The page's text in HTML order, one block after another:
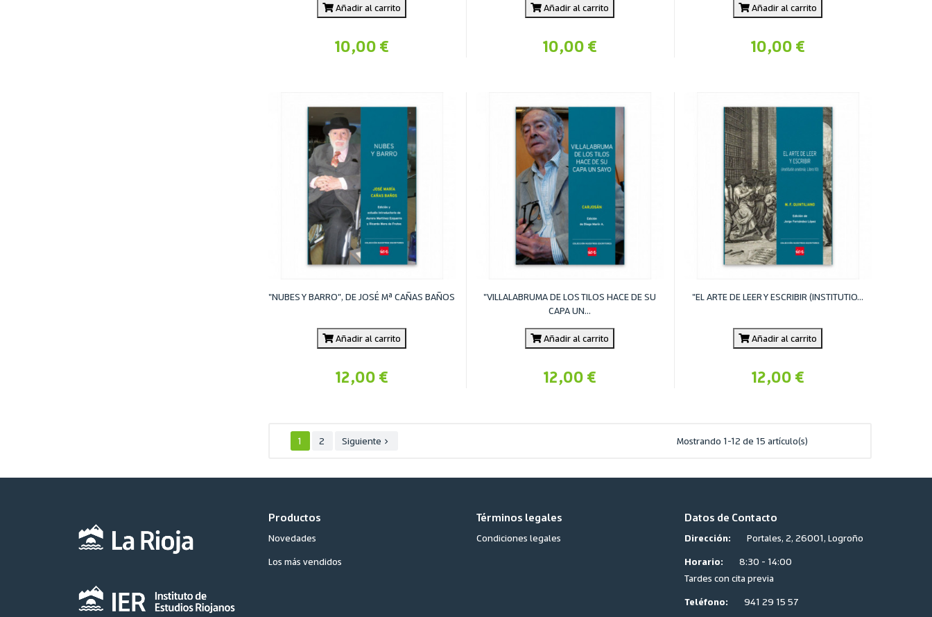
Añadir al carrito
10,00 €
Añadir al carrito
10,00 €
Añadir al carrito
10,00 €
"NUBES Y BARRO", DE JOSÉ Mª CAÑAS BAÑOS
Añadir al carrito
12,00 €
"VILLALABRUMA DE LOS TILOS HACE DE SU
CAPA UN...
Añadir al carrito
12,00 €
"EL ARTE DE LEER Y ESCRIBIR (INSTITUTIO...
Añadir al carrito
12,00 €
1 2 Siguiente  Mostrando 1-12 de 15 artículo(s)
Productos
Novedades
Los más vendidos
Términos legales
Condiciones legales
Datos de Contacto
Dirección:
Portales, 2, 26001, Logroño
Horario:
8:30 - 14:00
Tardes con cita previa
Teléfono:
941 29 15 57